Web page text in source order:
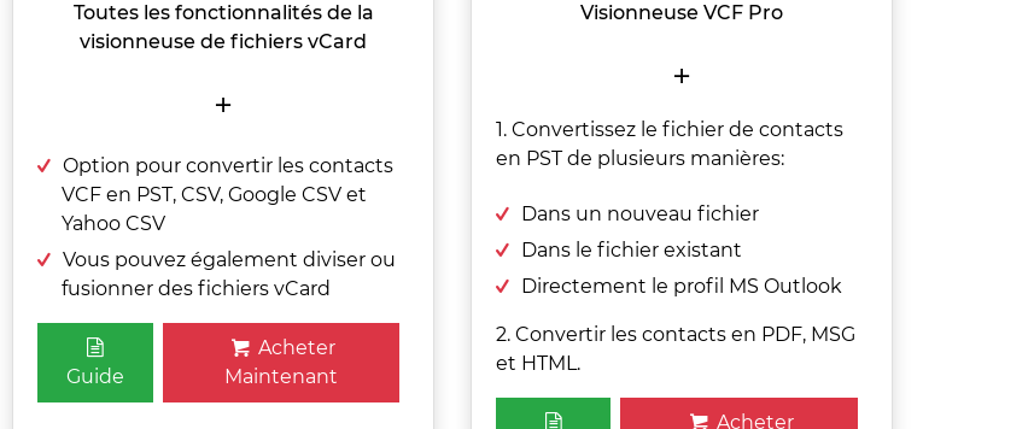
Toutes les fonctionnalités de la
visionneuse de fichiers vCard
+
Option pour convertir les contacts
VCF en PST, CSV, Google CSV et
Yahoo CSV
Vous pouvez également diviser ou
fusionner des fichiers vCard
Guide
Acheter
Maintenant
Visionneuse VCF Pro
+
1. Convertissez le fichier de contacts
en PST de plusieurs manières:
Dans un nouveau fichier
Dans le fichier existant
Directement le profil MS Outlook
2. Convertir les contacts en PDF, MSG
et HTML.
Acheter